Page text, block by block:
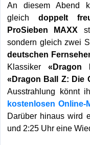
An diesem Abend
gleich doppelt
ProSieben MAXX
sondern gleich zwei
deutschen
Klassiker «Dragon
«Dragon Ball Z: Die
Ausstrahlung könnt
kostenlosen Online-
Darüber hinaus wird
und 2:25 Uhr eine